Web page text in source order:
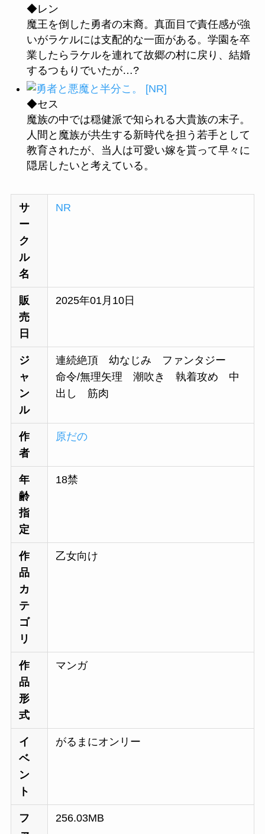
◆レン
魔王を倒した勇者の末裔。真面目で責任感が強
いがラケルには支配的な一面がある。学園を卒
業したらラケルを連れて故郷の村に戻り、結婚
するつもりでいたが…?
◆セス
魔族の中では穏健派で知られる大貴族の末子。
人間と魔族が共生する新時代を担う若手として
教育されたが、当人は可愛い嫁を貰って早々に
隠居したいと考えている。
サ
ー
ク
ル
名
NR
販
売
日
2025年01月10日
ジ
ャ
ン
ル
連続絶頂 幼なじみ ファンタジー
命令/無理矢理 潮吹き 執着攻め 中
出し 筋肉
作
者
原だの
年
齢
指
定
18禁
作
品
カ
テ
ゴ
リ
乙女向け
作
品
形
式
マンガ
イ
ベ
ン
ト
がるまにオンリー
フ
256.03MB